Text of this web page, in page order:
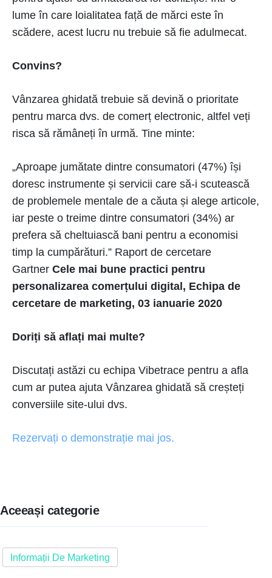
lume în care loialitatea față de mărci este în
scădere, acest lucru nu trebuie să fie adulmecat.
Convins?
Vânzarea ghidată trebuie să devină o prioritate
pentru marca dvs. de comerț electronic, altfel veți
risca să rămâneți în urmă. Tine minte:
„Aproape jumătate dintre consumatori (47%) își
doresc instrumente și servicii care să-i scutească
de problemele mentale de a căuta și alege articole,
iar peste o treime dintre consumatori (34%) ar
prefera să cheltuiască bani pentru a economisi
timp la cumpărături.” Raport de cercetare
Gartner Cele mai bune practici pentru
personalizarea comerțului digital, Echipa de
cercetare de marketing, 03 ianuarie 2020
Doriți să aflați mai multe?
Discutați astăzi cu echipa Vibetrace pentru a afla
cum ar putea ajuta Vânzarea ghidată să creșteți
conversiile site-ului dvs.
Rezervați o demonstrație mai jos.
Aceeași categorie
Informații De Marketing